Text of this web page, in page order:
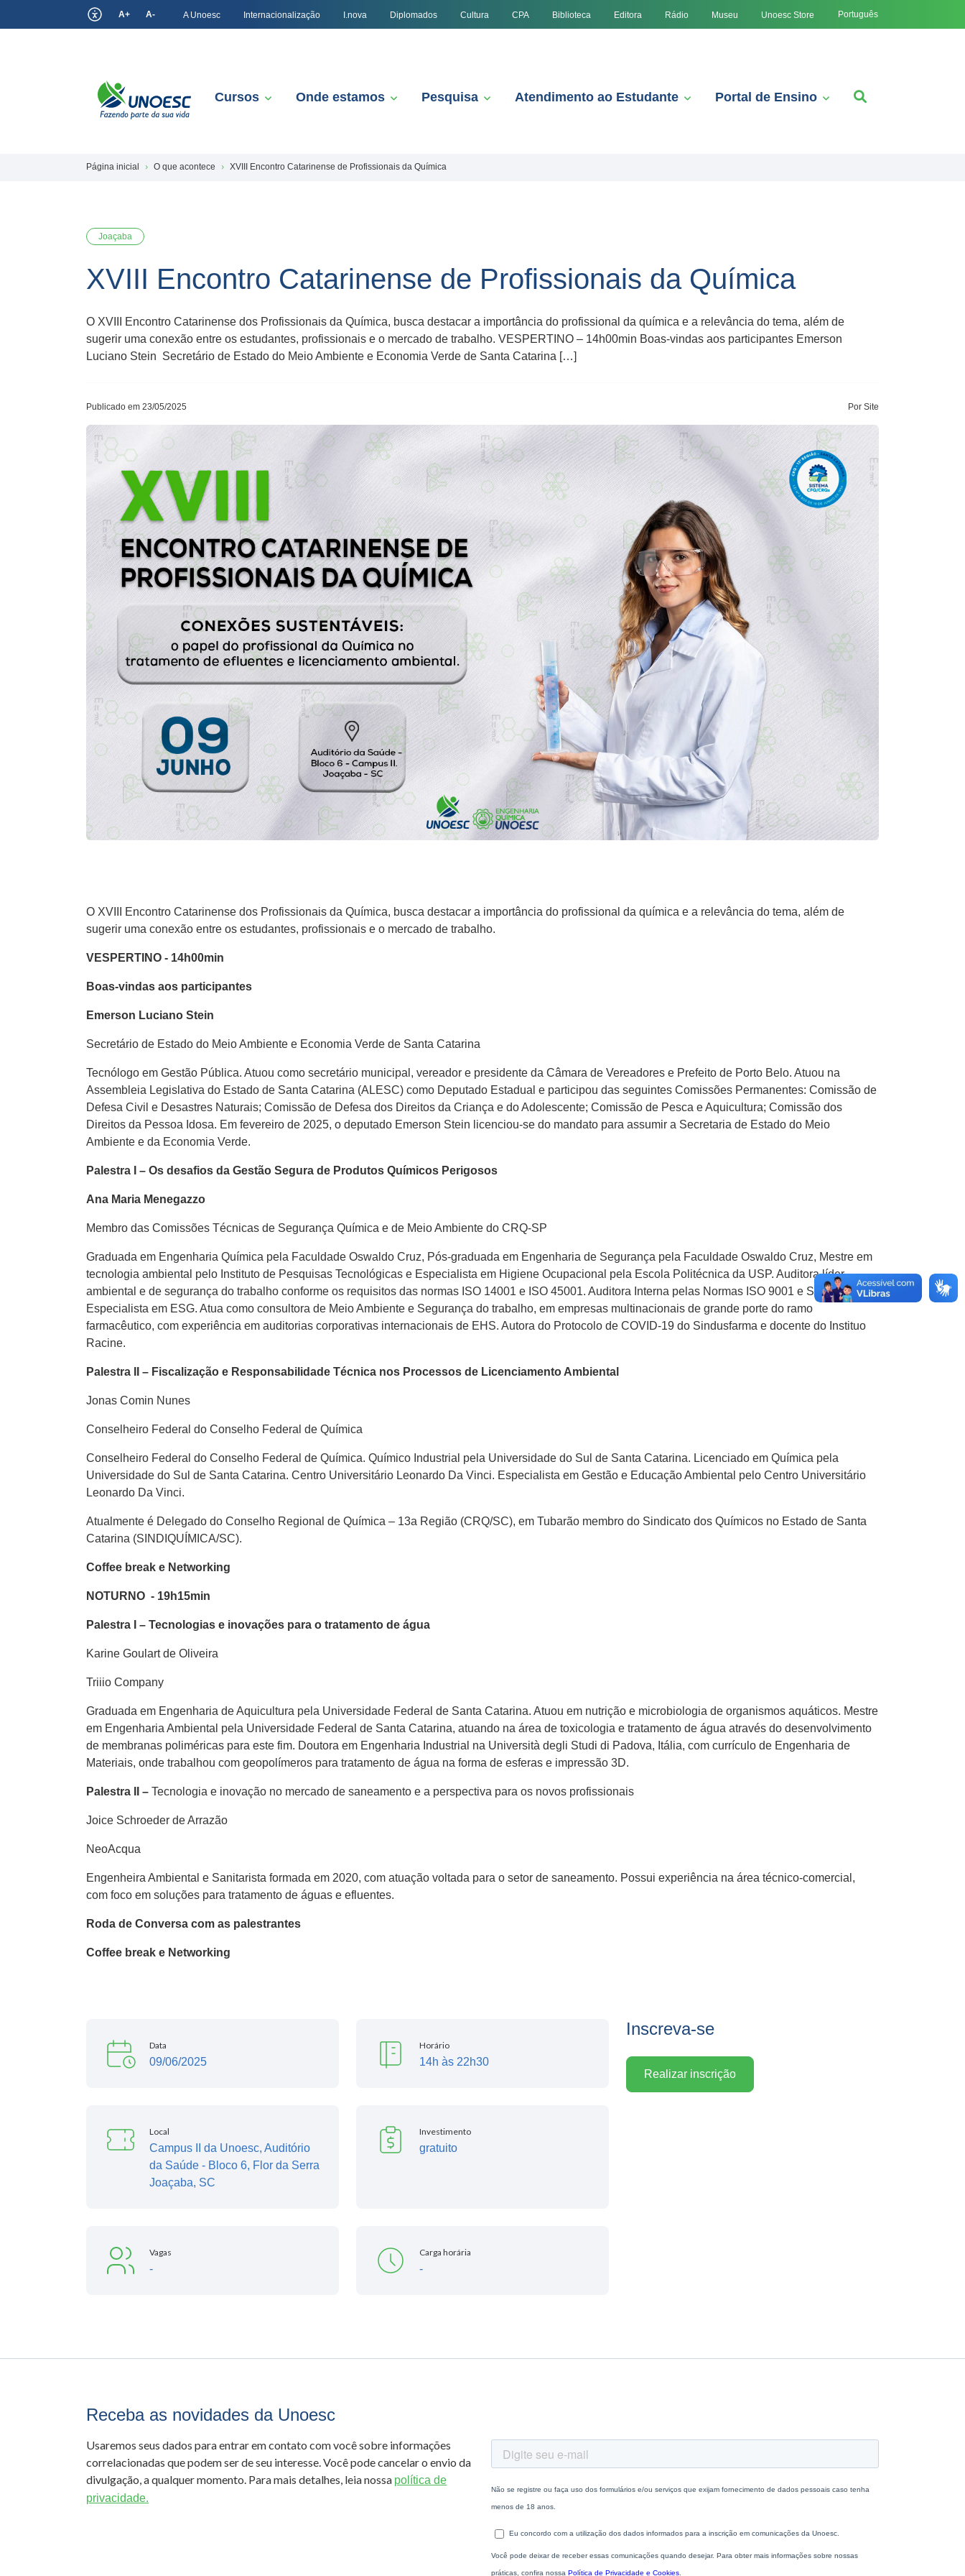
A+ A- A Unoesc Internacionalização I.nova Diplomados Cultura CPA Biblioteca Editora Rádio Museu Unoesc Store Português
Cursos Onde estamos Pesquisa Atendimento ao Estudante Portal de Ensino
Página inicial O que acontece XVIII Encontro Catarinense de Profissionais da Química
Joaçaba
XVIII Encontro Catarinense de Profissionais da Química
O XVIII Encontro Catarinense dos Profissionais da Química, busca destacar a importância do profissional da química e a relevância do tema, além de
sugerir uma conexão entre os estudantes, profissionais e o mercado de trabalho. VESPERTINO – 14h00min Boas-vindas aos participantes Emerson
Luciano Stein Secretário de Estado do Meio Ambiente e Economia Verde de Santa Catarina […]
Publicado em 23/05/2025 Por Site
O XVIII Encontro Catarinense dos Profissionais da Química, busca destacar a importância do profissional da química e a relevância do tema, além de
sugerir uma conexão entre os estudantes, profissionais e o mercado de trabalho.
VESPERTINO - 14h00min
Boas-vindas aos participantes
Emerson Luciano Stein
Secretário de Estado do Meio Ambiente e Economia Verde de Santa Catarina
Tecnólogo em Gestão Pública. Atuou como secretário municipal, vereador e presidente da Câmara de Vereadores e Prefeito de Porto Belo. Atuou na
Assembleia Legislativa do Estado de Santa Catarina (ALESC) como Deputado Estadual e participou das seguintes Comissões Permanentes: Comissão de
Defesa Civil e Desastres Naturais; Comissão de Defesa dos Direitos da Criança e do Adolescente; Comissão de Pesca e Aquicultura; Comissão dos
Direitos da Pessoa Idosa. Em fevereiro de 2025, o deputado Emerson Stein licenciou-se do mandato para assumir a Secretaria de Estado do Meio
Ambiente e da Economia Verde.
Palestra I – Os desafios da Gestão Segura de Produtos Químicos Perigosos
Ana Maria Menegazzo
Membro das Comissões Técnicas de Segurança Química e de Meio Ambiente do CRQ-SP
Graduada em Engenharia Química pela Faculdade Oswaldo Cruz, Pós-graduada em Engenharia de Segurança pela Faculdade Oswaldo Cruz, Mestre em
tecnologia ambiental pelo Instituto de Pesquisas Tecnológicas e Especialista em Higiene Ocupacional pela Escola Politécnica da USP. Auditora líder
ambiental e de segurança do trabalho conforme os requisitos das normas ISO 14001 e ISO 45001. Auditora Interna pelas Normas ISO 9001 e SA 8000 e
Especialista em ESG. Atua como consultora de Meio Ambiente e Segurança do trabalho, em empresas multinacionais de grande porte do ramo
farmacêutico, com experiência em auditorias corporativas internacionais de EHS. Autora do Protocolo de COVID-19 do Sindusfarma e docente do Instituo
Racine.
Palestra II – Fiscalização e Responsabilidade Técnica nos Processos de Licenciamento Ambiental
Jonas Comin Nunes
Conselheiro Federal do Conselho Federal de Química
Conselheiro Federal do Conselho Federal de Química. Químico Industrial pela Universidade do Sul de Santa Catarina. Licenciado em Química pela
Universidade do Sul de Santa Catarina. Centro Universitário Leonardo Da Vinci. Especialista em Gestão e Educação Ambiental pelo Centro Universitário
Leonardo Da Vinci.
Atualmente é Delegado do Conselho Regional de Química – 13a Região (CRQ/SC), em Tubarão membro do Sindicato dos Químicos no Estado de Santa
Catarina (SINDIQUÍMICA/SC).
Coffee break e Networking
NOTURNO - 19h15min
Palestra I – Tecnologias e inovações para o tratamento de água
Karine Goulart de Oliveira
Triiio Company
Graduada em Engenharia de Aquicultura pela Universidade Federal de Santa Catarina. Atuou em nutrição e microbiologia de organismos aquáticos. Mestre
em Engenharia Ambiental pela Universidade Federal de Santa Catarina, atuando na área de toxicologia e tratamento de água através do desenvolvimento
de membranas poliméricas para este fim. Doutora em Engenharia Industrial na Università degli Studi di Padova, Itália, com currículo de Engenharia de
Materiais, onde trabalhou com geopolímeros para tratamento de água na forma de esferas e impressão 3D.
Palestra II – Tecnologia e inovação no mercado de saneamento e a perspectiva para os novos profissionais
Joice Schroeder de Arrazão
NeoAcqua
Engenheira Ambiental e Sanitarista formada em 2020, com atuação voltada para o setor de saneamento. Possui experiência na área técnico-comercial,
com foco em soluções para tratamento de águas e efluentes.
Roda de Conversa com as palestrantes
Coffee break e Networking
Data
09/06/2025
Horário
14h às 22h30
Local
Campus II da Unoesc, Auditório
da Saúde - Bloco 6, Flor da Serra
Joaçaba, SC
Investimento
gratuito
Vagas
-
Carga horária
-
Inscreva-se
Realizar inscrição
Receba as novidades da Unoesc
Usaremos seus dados para entrar em contato com você sobre informações
correlacionadas que podem ser de seu interesse. Você pode cancelar o envio da
divulgação, a qualquer momento. Para mais detalhes, leia nossa política de
privacidade.